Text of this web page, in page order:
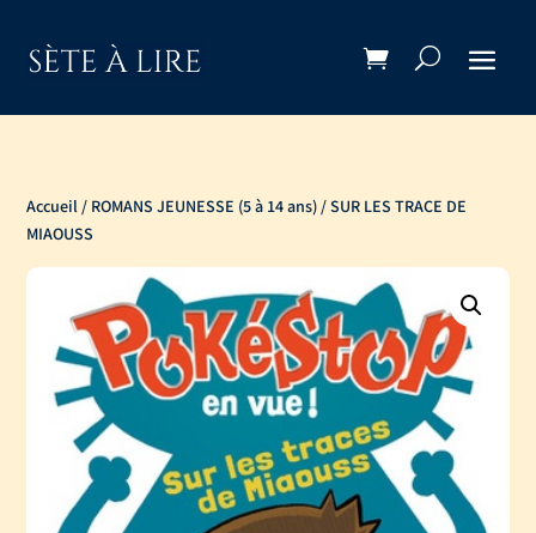
Accueil / ROMANS JEUNESSE (5 à 14 ans) / SUR LES TRACE DE
MIAOUSS